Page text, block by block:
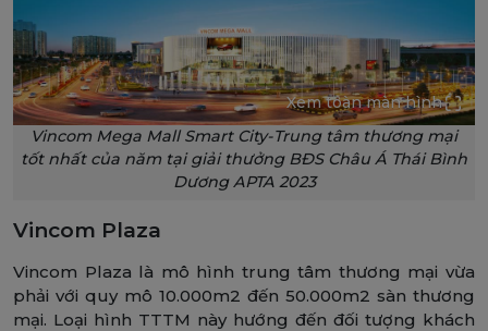
Xem toàn màn hình
Vincom Mega Mall Smart City-Trung tâm thương mại
tốt nhất của năm tại giải thưởng BĐS Châu Á Thái Bình
Dương APTA 2023
Vincom Plaza
Vincom Plaza là mô hình trung tâm thương mại vừa
phải với quy mô 10.000m2 đến 50.000m2 sàn thương
mại. Loại hình TTTM này hướng đến đối tượng khách